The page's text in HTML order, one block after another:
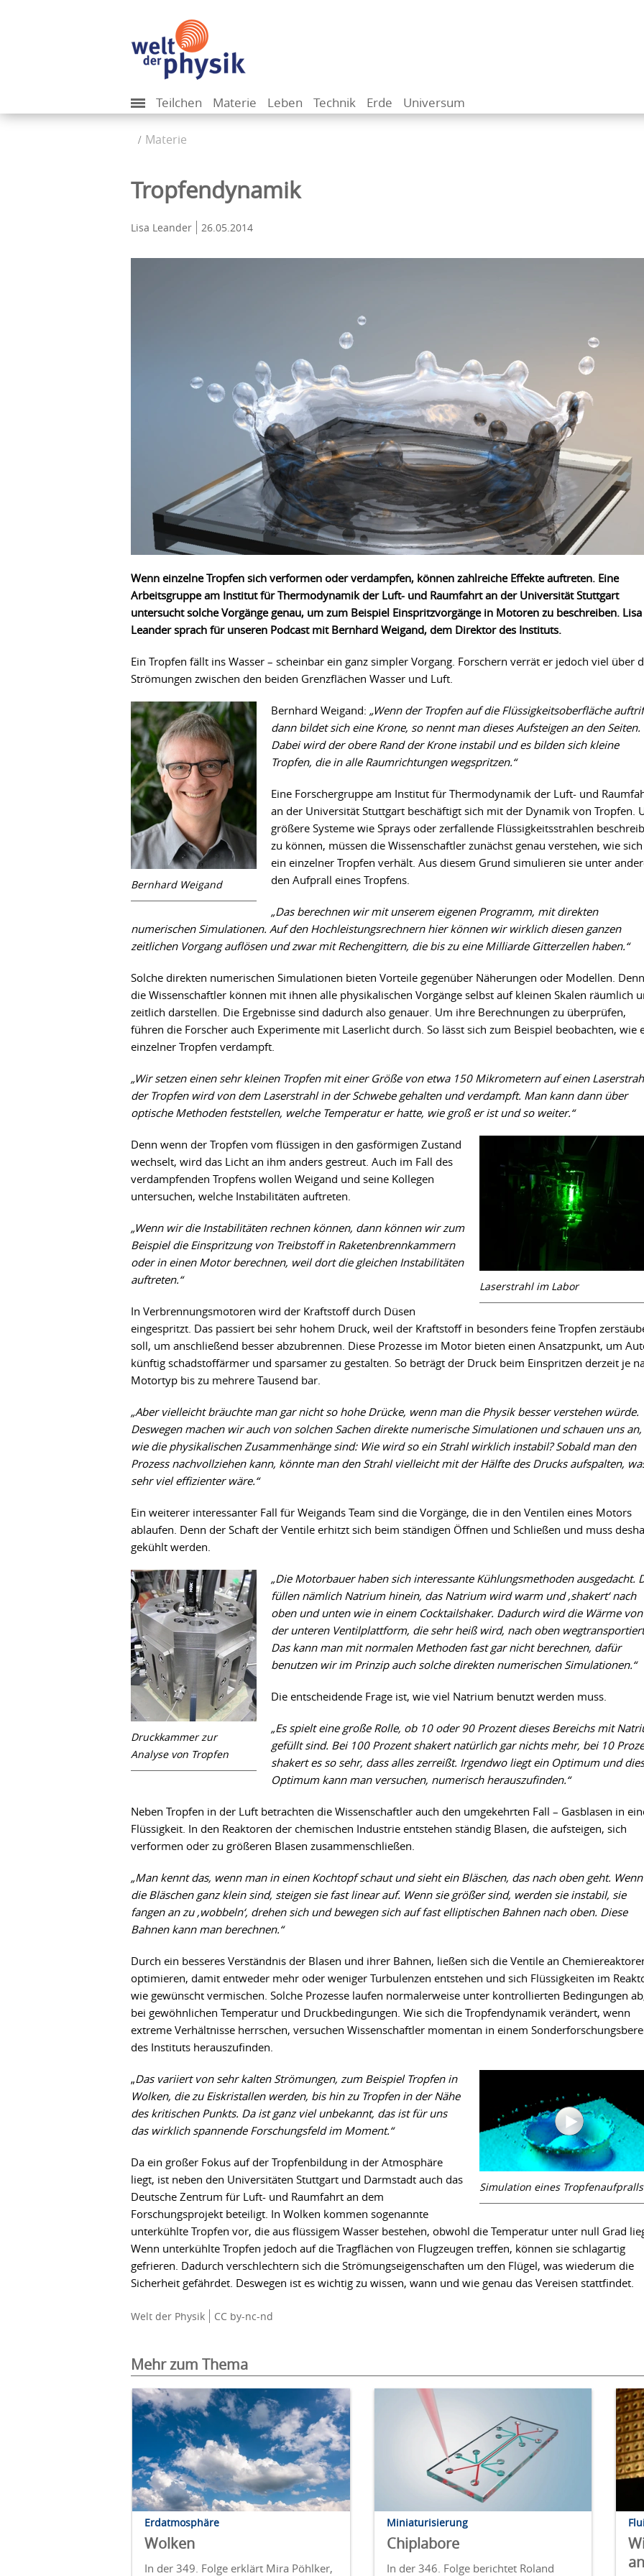
Teilchen Materie Leben Technik Erde Universum
Materie
Tropfendynamik
Lisa Leander 26.05.2014
Wenn einzelne Tropfen sich verformen oder verdampfen, können zahlreiche Effekte auftreten. Eine
Arbeitsgruppeam Institut für Thermodynamik der Luft- und Raumfahrtan der Universität Stuttgart
untersucht solche Vorgänge genau, um zum Beispiel Einspritzvorgänge in Motoren zu beschreiben. Lisa
Leander sprach für unseren Podcast mit Bernhard Weigand, dem Direktor des Instituts.
Ein Tropfen fällt ins Wasser – scheinbar ein ganz simpler Vorgang. Forschern verrät er jedoch viel über
Strömungen zwischen den beiden Grenzflächen Wasser und Luft.
Bernhard Weigand
Bernhard Weigand: „Wenn der Tropfen auf die Flüssigkeitsoberfläche
dann bildet sich eine Krone, so nennt man dieses Aufsteigen an den Seiten.
Dabei wird der obere Rand der Krone instabil und es bilden sich kleine
Tropfen, die in alle Raumrichtungen wegspritzen.“
Eine Forschergruppe am Institut für Thermodynamik der Luft- und
an der Universität Stuttgart beschäftigt sich mit der Dynamik von Tropfen.
größere Systeme wie Sprays oder zerfallende Flüssigkeitsstrahlen
zu können, müssen die Wissenschaftler zunächst genau verstehen, wie sich
ein einzelner Tropfen verhält. Aus diesem Grund simulieren sie unter
den Aufprall eines Tropfens.
„Das berechnen wir mit unserem eigenen Programm, mit direkten
numerischen Simulationen. Auf den Hochleistungsrechnern hier können wir wirklich diesen ganzen
zeitlichen Vorgang auflösen und zwar mit Rechengittern, die bis zu eine Milliarde Gitterzellen haben.“
Solche direkten numerischen Simulationen bieten Vorteile gegenüber Näherungen oder Modellen. Denn
die Wissenschaftler können mit ihnen alle physikalischen Vorgänge selbst auf kleinen Skalen räumlich
zeitlich darstellen. Die Ergebnisse sind dadurch also genauer. Um ihre Berechnungen zu überprüfen,
führen die Forscher auch Experimente mit Laserlicht durch. So lässt sich zum Beispiel beobachten, wie
einzelner Tropfen verdampft.
„Wir setzen einen sehr kleinen Tropfen mit einer Größe von etwa 150 Mikrometern auf einen
der Tropfen wird von dem Laserstrahl in der Schwebe gehalten und verdampft. Man kann dann über
optische Methoden feststellen, welche Temperatur er hatte, wie groß er ist und so weiter.“
Laserstrahl im Labor
Denn wenn der Tropfen vom flüssigen in den gasförmigen Zustand
wechselt, wird das Licht an ihm anders gestreut. Auch im Fall des
verdampfenden Tropfens wollen Weigand und seine Kollegen
untersuchen, welche Instabilitäten auftreten.
„Wenn wir die Instabilitäten rechnen können, dann können wir zum
Beispiel die Einspritzung von Treibstoff in Raketenbrennkammern
oder in einen Motor berechnen, weil dort die gleichen Instabilitäten
auftreten.“
In Verbrennungsmotoren wird der Kraftstoff durch Düsen
eingespritzt. Das passiert bei sehr hohem Druck, weil der Kraftstoff in besonders feine Tropfen
soll, um anschließend besser abzubrennen. Diese Prozesse im Motor bieten einen Ansatzpunkt, um
künftig schadstoffärmer und sparsamer zu gestalten. So beträgt der Druck beim Einspritzen derzeit je
Motortyp bis zu mehrere Tausend bar.
„Aber vielleicht bräuchte man gar nicht so hohe Drücke, wenn man die Physik besser verstehen würde.
Deswegen machen wir auch von solchen Sachen direkte numerische Simulationen und schauen uns an,
wie die physikalischen Zusammenhänge sind: Wie wird so ein Strahl wirklich instabil? Sobald man den
Prozess nachvollziehen kann, könnte man den Strahl vielleicht mit der Hälfte des Drucks aufspalten,
sehr viel effizienter wäre.“
Ein weiterer interessanter Fall für Weigands Team sind die Vorgänge, die in den Ventilen eines Motors
ablaufen. Denn der Schaft der Ventile erhitzt sich beim ständigen Öffnen und Schließen und muss
gekühlt werden.
Druckkammer zur
Analyse von Tropfen
„Die Motorbauer haben sich interessante Kühlungsmethoden ausgedacht.
füllen nämlich Natrium hinein, das Natrium wird warm und ,shakert‘ nach
oben und unten wie in einem Cocktailshaker. Dadurch wird die Wärme von
der unteren Ventilplattform, die sehr heiß wird, nach oben
Das kann man mit normalen Methoden fast gar nicht berechnen, dafür
benutzen wir im Prinzip auch solche direkten numerischen Simulationen.“
Die entscheidende Frage ist, wie viel Natrium benutzt werden muss.
„Es spielt eine große Rolle, ob 10 oder 90 Prozent dieses Bereichs mit
gefüllt sind. Bei 100 Prozent shakert natürlich gar nichts mehr, bei 10
shakert es so sehr, dass alles zerreißt. Irgendwo liegt ein Optimum und
Optimum kann man versuchen, numerisch herauszufinden.“
Neben Tropfen in der Luft betrachten die Wissenschaftler auch den umgekehrten Fall – Gasblasen in
Flüssigkeit. In den Reaktoren der chemischen Industrie entstehen ständig Blasen, die aufsteigen, sich
verformen oder zu größeren Blasen zusammenschließen.
„Man kennt das, wenn man in einen Kochtopf schaut und sieht ein Bläschen, das nach oben geht. Wenn
die Bläschen ganz klein sind, steigen sie fast linear auf. Wenn sie größer sind, werden sie instabil, sie
fangen an zu ,wobbeln‘, drehen sich und bewegen sich auf fast elliptischen Bahnen nach oben. Diese
Bahnen kann man berechnen.“
Durch ein besseres Verständnis der Blasen und ihrer Bahnen, ließen sich die Ventile an
optimieren, damit entweder mehr oder weniger Turbulenzen entstehen und sich Flüssigkeiten im
wie gewünscht vermischen. Solche Prozesse laufen normalerweise unter kontrollierten Bedingungen
bei gewöhnlichen Temperatur und Druckbedingungen. Wie sich die Tropfendynamik verändert, wenn
extreme Verhältnisse herrschen, versuchen Wissenschaftler momentan in einem
des Instituts herauszufinden.
Simulation eines Tropfenaufpralls
„Das variiert von sehr kalten Strömungen, zum Beispiel Tropfen in
Wolken, die zu Eiskristallen werden, bis hin zu Tropfen in der Nähe
des kritischen Punkts. Da ist ganz viel unbekannt, das ist für uns
das wirklich spannende Forschungsfeld im Moment.“
Da ein großer Fokus auf der Tropfenbildung in der Atmosphäre
liegt, ist neben den Universitäten Stuttgart und Darmstadt auch das
Deutsche Zentrum für Luft- und Raumfahrt an dem
Forschungsprojekt beteiligt. In Wolken kommen sogenannte
unterkühlte Tropfen vor, die aus flüssigem Wasser bestehen, obwohl die Temperatur unter null Grad
Wenn unterkühlte Tropfen jedoch auf die Tragflächen von Flugzeugen treffen, können sie schlagartig
gefrieren. Dadurch verschlechtern sich die Strömungseigenschaften um den Flügel, was wiederum die
Sicherheit gefährdet. Deswegen ist es wichtig zu wissen, wann und wie genau das Vereisen stattfindet.
Welt der Physik CC by-nc-nd
Mehr zum Thema
Erdatmosphäre
Wolken
In der 349. Folge erklärt Mira Pöhlker,
Miniaturisierung
Chiplabore
In der 346. Folge berichtet Roland